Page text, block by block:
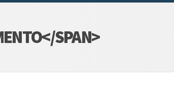
SPAN>